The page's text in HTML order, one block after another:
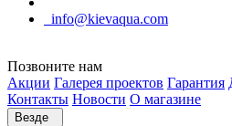
info@kievaqua.com
Позвоните нам
Акции Галерея проектов Гарантия
Контакты Новости О магазине
Везде